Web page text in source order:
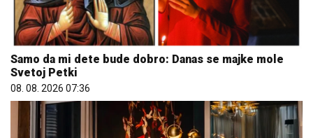
Samo da mi dete bude dobro: Danas se majke mole
Svetoj Petki
08. 08. 2026 07:36